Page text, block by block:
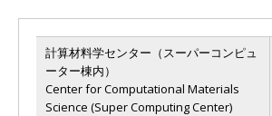
計算材料学センター（スーパーコンピュ
ーター棟内）
Center for Computational Materials
Science (Super Computing Center)